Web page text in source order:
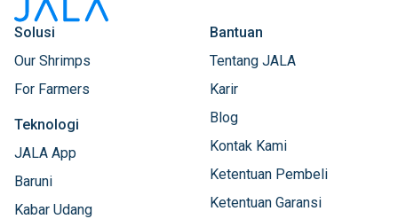
Solusi
Our Shrimps
For Farmers
Teknologi
JALA App
Baruni
Kabar Udang
Bantuan
Tentang JALA
Karir
Blog
Kontak Kami
Ketentuan Pembeli
Ketentuan Garansi